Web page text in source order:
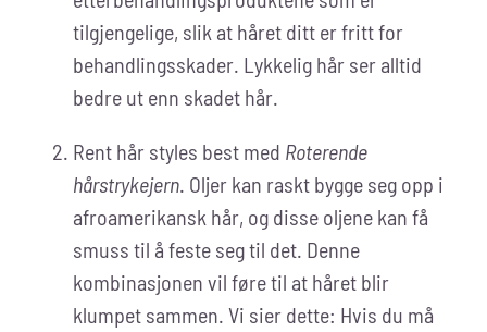
tilgjengelige, slik at håret ditt er fritt for
behandlingsskader. Lykkelig hår ser alltid
bedre ut enn skadet hår.
Rent hår styles best med Roterende
hårstrykejern . Oljer kan raskt bygge seg opp i
afroamerikansk hår, og disse oljene kan få
smuss til å feste seg til det. Denne
kombinasjonen vil føre til at håret blir
klumpet sammen. Vi sier dette: Hvis du må